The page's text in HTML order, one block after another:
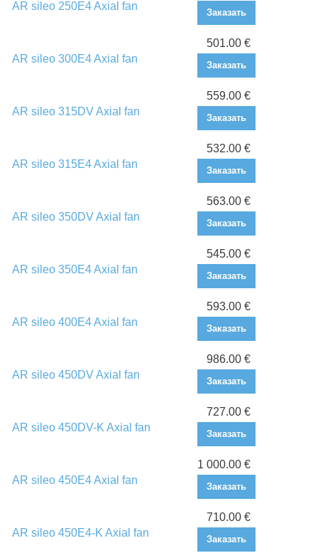
AR sileo 250E4 Axial fan
Заказать
AR sileo 300E4 Axial fan
501.00 €
Заказать
AR sileo 315DV Axial fan
559.00 €
Заказать
AR sileo 315E4 Axial fan
532.00 €
Заказать
AR sileo 350DV Axial fan
563.00 €
Заказать
AR sileo 350E4 Axial fan
545.00 €
Заказать
AR sileo 400E4 Axial fan
593.00 €
Заказать
AR sileo 450DV Axial fan
986.00 €
Заказать
AR sileo 450DV-K Axial fan
727.00 €
Заказать
AR sileo 450E4 Axial fan
1 000.00 €
Заказать
AR sileo 450E4-K Axial fan
710.00 €
Заказать